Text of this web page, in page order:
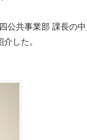
公共事業部 課長の
した。